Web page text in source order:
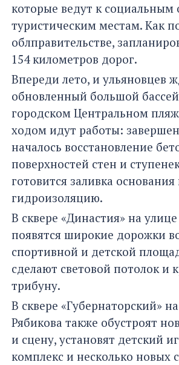
которые ведут к социальным
туристическим местам. Как
облправительстве,
154 километров дорог.
Впереди лето, и ульяновцев
обновленный большой
городском Центральном
ходом идут работы:
началось восстановление
поверхностей стен и
готовится заливка
гидроизоляцию.
В сквере «Династия» на
появятся широкие дорожки
спортивной и детской
сделают световой потолок и
трибуну.
В сквере «Губернаторский»
Рябикова также обустроят
и сцену, установят детский
комплекс и несколько новых